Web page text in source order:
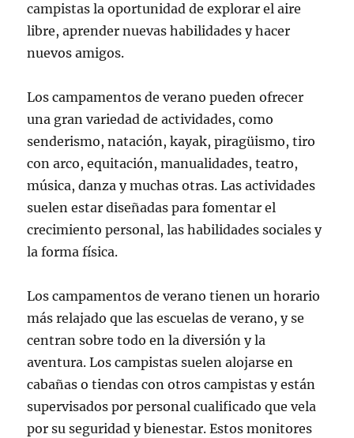
campistas la oportunidad de explorar el aire
libre, aprender nuevas habilidades y hacer
nuevos amigos.
Los campamentos de verano pueden ofrecer
una gran variedad de actividades, como
senderismo, natación, kayak, piragüismo, tiro
con arco, equitación, manualidades, teatro,
música, danza y muchas otras. Las actividades
suelen estar diseñadas para fomentar el
crecimiento personal, las habilidades sociales y
la forma física.
Los campamentos de verano tienen un horario
más relajado que las escuelas de verano, y se
centran sobre todo en la diversión y la
aventura. Los campistas suelen alojarse en
cabañas o tiendas con otros campistas y están
supervisados por personal cualificado que vela
por su seguridad y bienestar. Estos monitores